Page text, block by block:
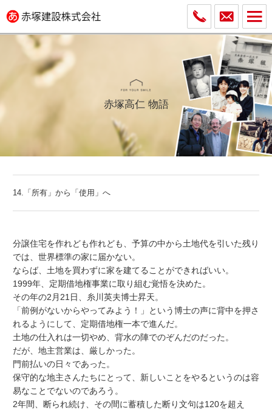
赤塚高仁 物語
14.「所有」から「使用」へ
分譲住宅を作れども作れども、予算の中から土地代を引いた残り
では、世界標準の家に届かない。
ならば、土地を買わずに家を建てることができればいい。
1999年、定期借地権事業に取り組む覚悟を決めた。
その年の2月21日、糸川英夫博士昇天。
「前例がないからやってみよう！」という博士の声に背中を押さ
れるようにして、定期借地権一本で進んだ。
土地の仕入れは一切やめ、背水の陣でのぞんだのだった。
だが、地主営業は、厳しかった。
門前払いの日々であった。
保守的な地主さんたちにとって、新しいことをやるというのは容
易なことでないのであろう。
2年間、断られ続け、その間に蓄積した断り文句は120を超え